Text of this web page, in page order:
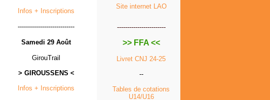
Infos + Inscriptions
----------------------------
Samedi 29 Août
GirouTrail
> GIROUSSENS <
Infos + Inscriptions
Site internet LAO
------------------------
>> FFA <<
Livret CNJ 24-25
--
Tables de cotations
U14/U16